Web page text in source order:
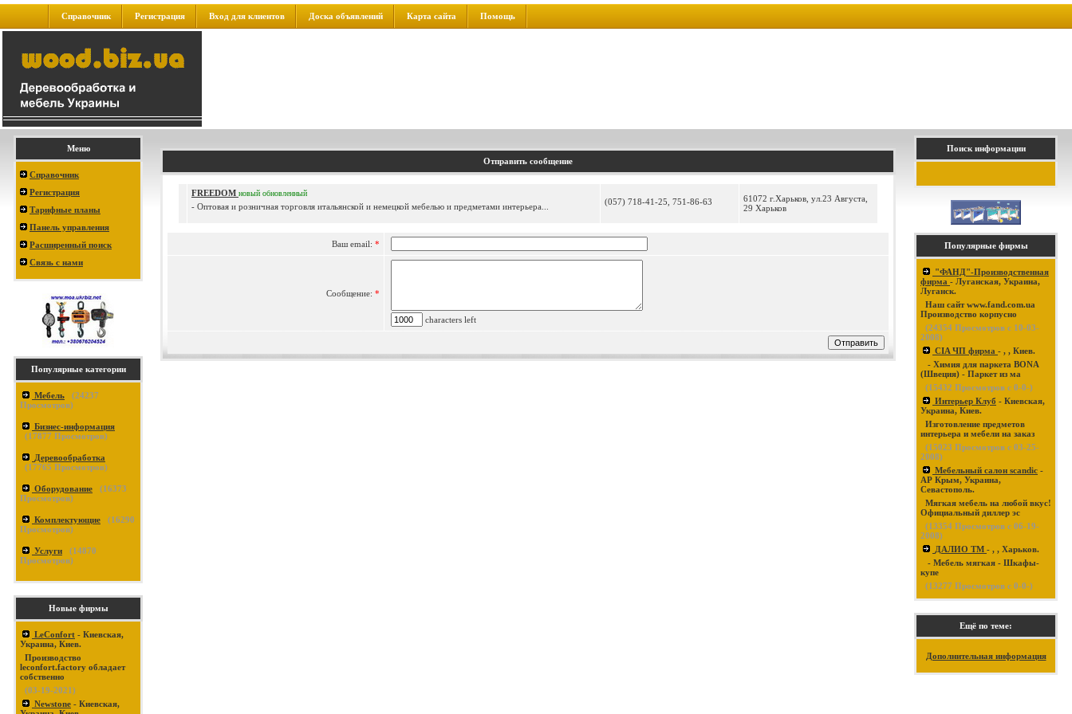
Справочник Регистрация Вход для клиентов Доска объявлений Карта сайта Помощь
Меню
Справочник
Регистрация
Тарифные планы
Панель управления
Расширенный поиск
Связь с нами
Популярные категории
Мебель (24237
Просмотров)
Бизнес-информация
(17877 Просмотров)
Деревообработка
(17765 Просмотров)
Оборудование (16373
Просмотров)
Комплектующие (16290
Просмотров)
Услуги (14870
Просмотров)
Новые фирмы
LeConfort - Киевская,
Украина, Киев.
Производство
leconfort.factory обладает
собственно
(03-19-2021)
Newstone - Киевская,
Отправить сообщение
FREEDOM новый обновленный
- Оптовая и розничная торговля итальянской и немецкой мебелью и предметами интерьера... (057) 718-41-25, 751-86-63
61072 г.Харьков, ул.23 Августа,
29 Харьков
Ваш email: *
Сообщение: *
characters left
Поиск информации
Популярные фирмы
"ФАНД"-Производственная
фирма - Луганская, Украина,
Луганск.
Наш сайт www.fand.com.ua
Производство корпусно
(24354 Просмотров с 10-03-
2008)
CIA ЧП фирма - , , Киев.
- Химия для паркета BONA
(Швеция) - Паркет из ма
(15432 Просмотров с 0-0-)
Интерьер Клуб - Киевская,
Украина, Киев.
Изготовление предметов
интерьера и мебели на заказ
(15023 Просмотров с 03-25-
2008)
Мебельный салон scandic -
АР Крым, Украина,
Севастополь.
Мягкая мебель на любой вкус!
Официальный диллер эс
(13354 Просмотров с 06-19-
2008)
ДАЛИО ТМ - , , Харьков.
- Мебель мягкая - Шкафы-
купе
(13277 Просмотров с 0-0-)
Ещё по теме:
Дополнительная информация